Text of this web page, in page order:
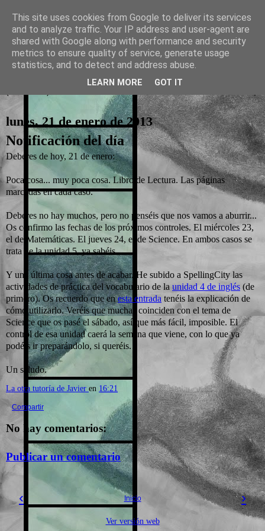
La otra tutoría de Javier
Recursos para Educación Primaria
▼
lunes, 21 de enero de 2013
Notificación del día
Deberes de hoy, 21 de enero:
Poca cosa... muy poca cosa. Libro de Lectura. Las páginas
marcadas en cada caso.
Deberes no hay muchos, pero no penséis que nos vamos a aburrir...
Os confirmo las fechas de los próximos controles. El miércoles 23,
el de Matemáticas. El jueves 24, el de Science. En ambos casos se
trata de la unidad 5, ya sabéis.
Y una última cosa antes de acabar. He subido a SpellingCity las
actividades de práctica del vocabulario de la unidad 4 de inglés (de
primero). Os recuerdo que enesta entrada tenéis la explicación de
cómo utilizarlo. Veréis que muchas coinciden con el tema de
Science que os pasé el sábado, así que más fácil, imposible. El
control de esa unidad caerá la semana que viene, con lo que ya
podéis ir preparándolo, si queréis.
Un saludo.
La otra tutoría de Javier en 16:21
Compartir
No hay comentarios:
Publicar un comentario
‹ ›
Inicio
Ver versión web
This site uses cookies from Google to deliver its services
and to analyze traffic. Your IP address and user-agent are
shared with Google along with performance and security
metrics to ensure quality of service, generate usage
statistics, and to detect and address abuse.
LEARN MORE GOT IT